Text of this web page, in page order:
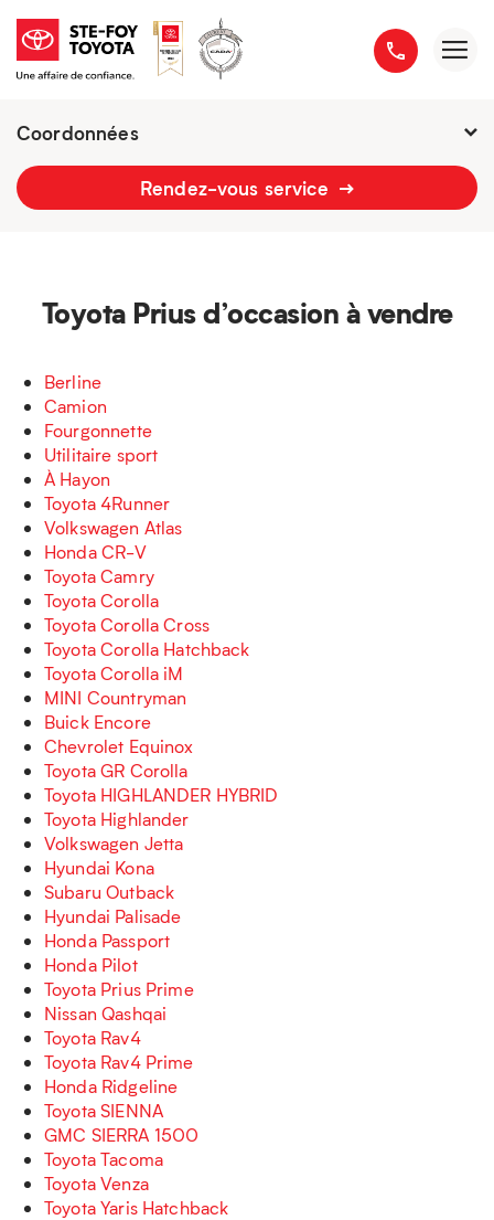
Coordonnées
Présentement ouvert jusqu'à 18h
Rendez-vous service
Toyota Prius d’occasion à vendre
Berline
Camion
Fourgonnette
Utilitaire sport
À Hayon
Toyota 4Runner
Volkswagen Atlas
Honda CR-V
Toyota Camry
Toyota Corolla
Toyota Corolla Cross
Toyota Corolla Hatchback
Toyota Corolla iM
MINI Countryman
Buick Encore
Chevrolet Equinox
Toyota GR Corolla
Toyota HIGHLANDER HYBRID
Toyota Highlander
Volkswagen Jetta
Hyundai Kona
Subaru Outback
Hyundai Palisade
Honda Passport
Honda Pilot
Toyota Prius Prime
Nissan Qashqai
Toyota Rav4
Toyota Rav4 Prime
Honda Ridgeline
Toyota SIENNA
GMC SIERRA 1500
Toyota Tacoma
Toyota Venza
Toyota Yaris Hatchback